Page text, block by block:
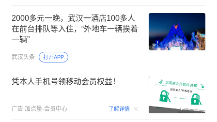
2000多元一晚，武汉一酒店100多人
在前台排队等入住，“外地车一辆挨着
一辆”
武汉头条 打开APP
凭本人手机号领移动会员权益！
广告 加点量-会员中心 了解详情 00:15